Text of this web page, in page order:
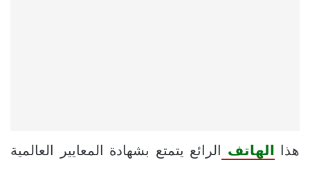
هذا الهاتف الرائع يتمتع بشهادة المعايير العالمية